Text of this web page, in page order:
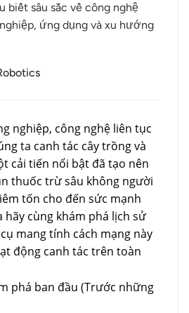
biết sâu sắc về công nghệ
ứng dụng và xu hướng
nghiệp, công nghệ liên tục
ta canh tác cây trồng và
cải tiến nổi bật đã tạo nên
thuốc trừ sâu không người
tốn cho đến sức mạnh
hãy cùng khám phá lịch sử
mang tính cách mạng này
động canh tác trên toàn
phá ban đầu (Trước những